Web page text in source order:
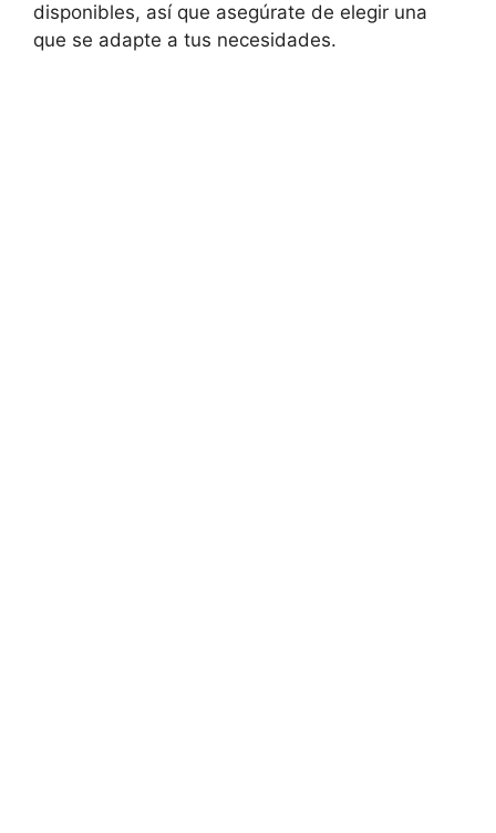
disponibles, así que asegúrate de elegir una
que se adapte a tus necesidades.